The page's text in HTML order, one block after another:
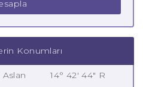
Konumları
Aslan
14° 42' 44" R